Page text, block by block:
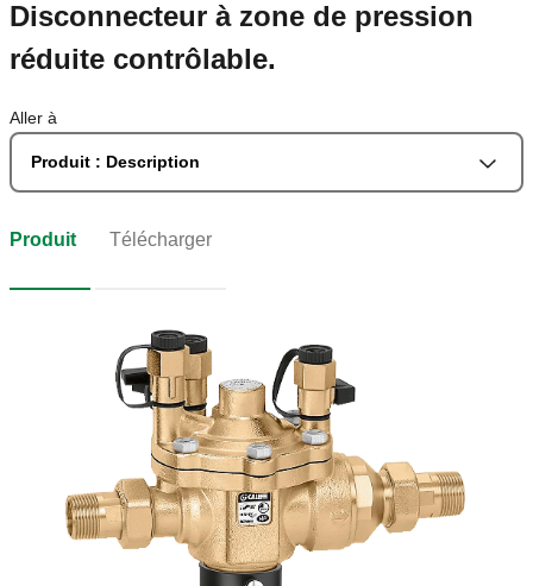
Disconnecteur à zone de pression
réduite contrôlable.
Aller à
Produit : Description
Produit Télécharger